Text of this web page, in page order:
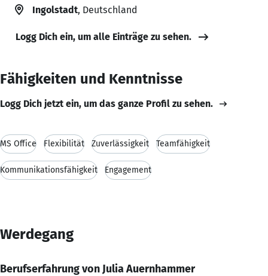
Ingolstadt, Deutschland
Logg Dich ein, um alle Einträge zu sehen.
Fähigkeiten und Kenntnisse
Logg Dich jetzt ein, um das ganze Profil zu sehen.
MS Office Flexibilität Zuverlässigkeit Teamfähigkeit
Kommunikationsfähigkeit Engagement
Werdegang
Berufserfahrung von Julia Auernhammer